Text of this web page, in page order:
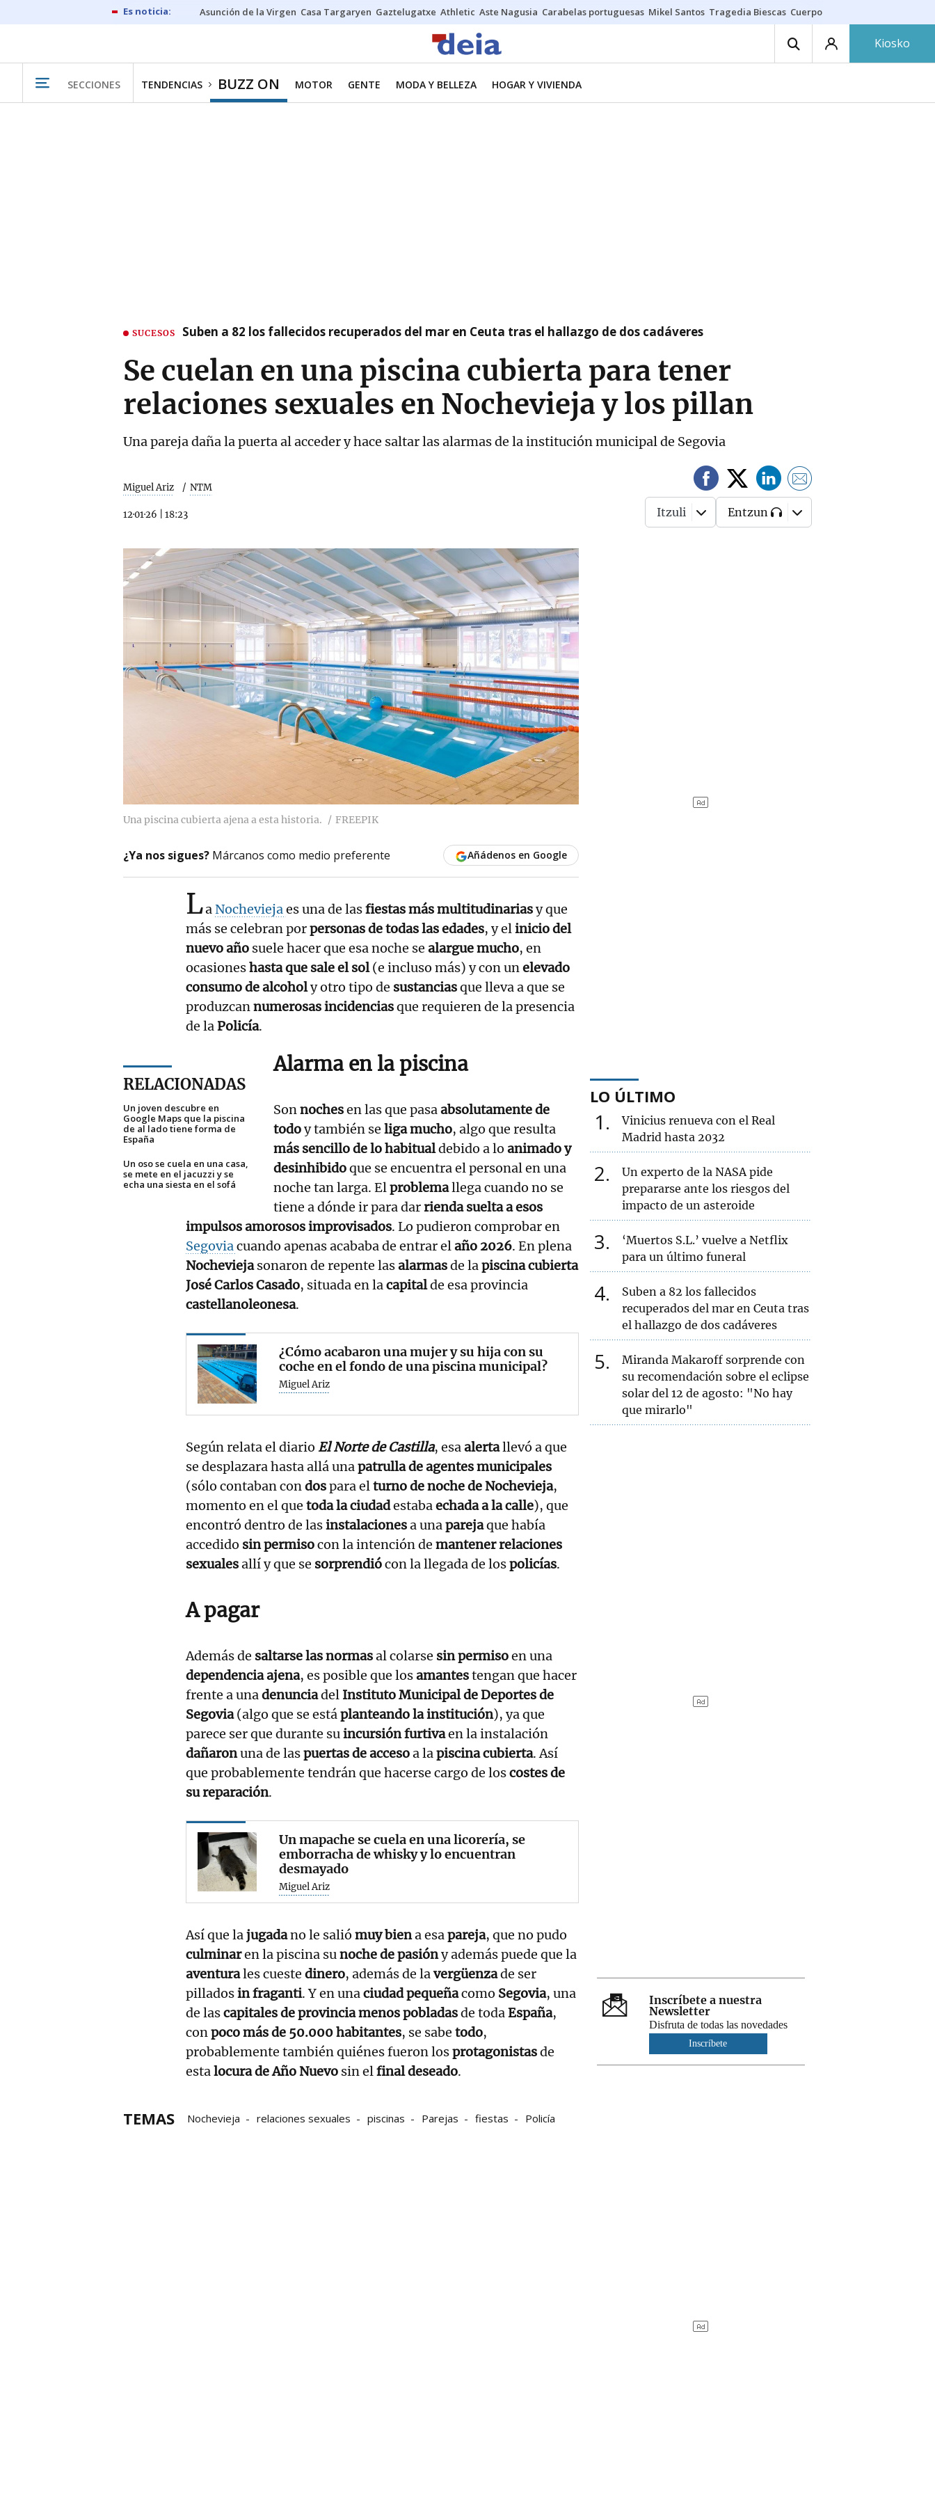
Asunción de la Virgen Casa Targaryen Gaztelugatxe Athletic Aste Nagusia Carabelas portuguesas Mikel Santos Tragedia Biescas Cuerpo ría
Kiosko
SECCIONES TENDENCIAS BUZZ ON MOTOR GENTE MODA Y BELLEZA HOGAR Y VIVIENDA
SUCESOS Suben a 82 los fallecidos recuperados del mar en Ceuta tras el hallazgo de dos cadáveres
Se cuelan en una piscina cubierta para tener
relaciones sexuales en Nochevieja y los pillan
Una pareja daña la puerta al acceder y hace saltar las alarmas de la institución municipal de Segovia
Miguel Ariz NTM
12·01·26 18:23 Itzuli Entzun
Una piscina cubierta ajena a esta historia. FREEPIK
¿Ya nos sigues? Márcanos como medio preferente Añádenos en Google
La Nocheviejaes una de lasfiestas más multitudinariasy que
más se celebran porpersonas de todas las edades, y elinicio del
nuevo año suele hacer que esa noche se alargue mucho, en
ocasioneshasta que sale el sol(e incluso más) y con unelevado
consumo de alcoholy otro tipo de sustanciasque lleva a que se
produzcannumerosas incidenciasque requieren de la presencia
de laPolicía.
RELACIONADAS
Un joven descubre en
Google Maps que la piscina
de al lado tiene forma de
España
Un oso se cuela en una casa,
se mete en el jacuzzi y se
echa una siesta en el sofá
Alarma en la piscina
Sonnochesen las que pasaabsolutamente de
todoy también seliga mucho, algo que resulta
más sencillo de lo habitualdebido a loanimado y
desinhibidoque se encuentra el personal en una
noche tan larga. Elproblemallega cuando no se
tiene a dónde ir para darrienda suelta a esos
impulsos amorosos improvisados. Lo pudieron comprobar en
Segoviacuando apenas acababa de entrar elaño 2026. En plena
Nocheviejasonaron de repente lasalarmasde lapiscina cubierta
José Carlos Casado, situada en lacapitalde esa provincia
castellanoleonesa.
¿Cómo acabaron una mujer y su hija con su
coche en el fondo de una piscina municipal?
Miguel Ariz
Según relata el diario El Norte de Castilla, esaalertallevó a que
se desplazara hasta allá unapatrulla de agentes municipales
(sólo contaban condospara elturno de noche de Nochevieja,
momento en el que toda la ciudadestabaechada a la calle), que
encontró dentro de lasinstalacionesa unaparejaque había
accedido sin permisocon la intención de mantener relaciones
sexualesallí y que se sorprendiócon la llegada de lospolicías.
A pagar
Además de saltarse las normasal colarse sin permisoen una
dependencia ajena, es posible que losamantestengan que hacer
frente a unadenunciadel Instituto Municipal de Deportes de
Segovia(algo que se estáplanteando la institución), ya que
parece ser que durante suincursión furtivaen la instalación
dañaronuna de laspuertas de accesoa lapiscina cubierta. Así
que probablemente tendrán que hacerse cargo de loscostes de
su reparación.
Un mapache se cuela en una licorería, se
emborracha de whisky y lo encuentran
desmayado
Miguel Ariz
Así que lajugadano le salió muy biena esapareja, que no pudo
culminaren la piscina sunoche de pasióny además puede que la
aventurales cueste dinero, además de lavergüenzade ser
pilladosin fraganti. Y en unaciudad pequeñacomo Segovia, una
de lascapitales de provincia menos pobladasde todaEspaña,
conpoco más de 50.000 habitantes, se sabe todo,
probablemente también quiénes fueron losprotagonistasde
estalocura de Año Nuevo sin elfinal deseado.
TEMAS Nochevieja relaciones sexuales piscinas Parejas fiestas Policía
LO ÚLTIMO
1
Vinicius renueva con el Real
Madrid hasta 2032
2
Un experto de la NASA pide
prepararse ante los riesgos del
impacto de un asteroide
3
‘Muertos S.L.’ vuelve a Netflix
para un último funeral
4
Suben a 82 los fallecidos
recuperados del mar en Ceuta tras
el hallazgo de dos cadáveres
5
Miranda Makaroff sorprende con
su recomendación sobre el eclipse
solar del 12 de agosto: "No hay
que mirarlo"
Inscríbete a nuestra
Newsletter
Disfruta de todas las novedades
Inscríbete